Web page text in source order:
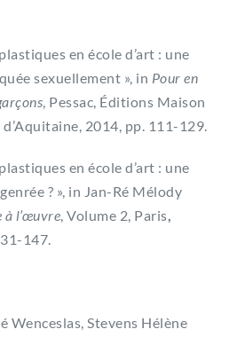
en école d’art : une
sexuellement », in Pour en
, Pessac, Éditions Maison
d’Aquitaine, 2014, pp. 111-129.
en école d’art : une
? », in Jan-Ré Mélody
à l’œuvre, Volume 2, Paris,
147.
Wenceslas, Stevens Hélène